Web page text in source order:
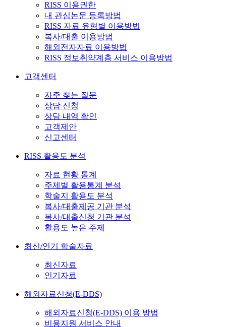
RISS 이용권한
내 관심논문 등록방법
RISS 자료 유형별 이용방법
복사/대출 이용방법
해외전자자료 이용방법
RISS 정보취약계층 서비스 이용방법
고객센터
자주 찾는 질문
상담 신청
상담 내역 확인
고객제안
신고센터
RISS 활용도 분석
자료 현황 통계
주제별 활용통계 분석
학술지 활용도 분석
복사/대출제공 기관 분석
복사/대출신청 기관 분석
활용도 높은 주제
최신/인기 학술자료
최신자료
인기자료
해외자료신청(E-DDS)
해외자료신청(E-DDS) 이용 방법
비용지원 서비스 안내